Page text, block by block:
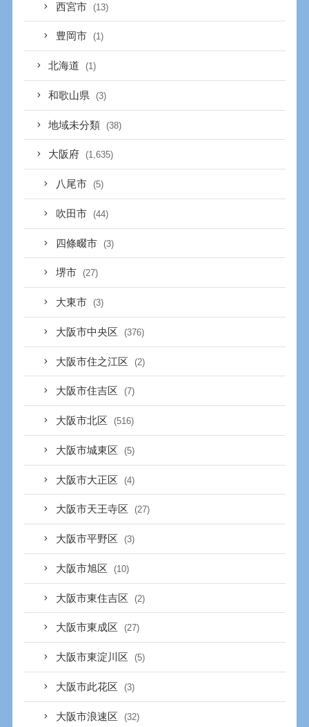
西宮市 (13)
豊岡市 (1)
北海道 (1)
和歌山県 (3)
地域未分類 (38)
大阪府 (1,635)
八尾市 (5)
吹田市 (44)
四條畷市 (3)
堺市 (27)
大東市 (3)
大阪市中央区 (376)
大阪市住之江区 (2)
大阪市住吉区 (7)
大阪市北区 (516)
大阪市城東区 (5)
大阪市大正区 (4)
大阪市天王寺区 (27)
大阪市平野区 (3)
大阪市旭区 (10)
大阪市東住吉区 (2)
大阪市東成区 (27)
大阪市東淀川区 (5)
大阪市此花区 (3)
大阪市浪速区 (32)